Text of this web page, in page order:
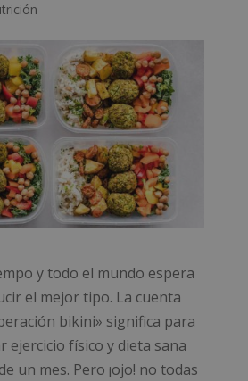
y todo el mundo espera
el mejor tipo. La cuenta
bikini» significa para
ejercicio físico y dieta sana
un mes. Pero ¡ojo! no todas